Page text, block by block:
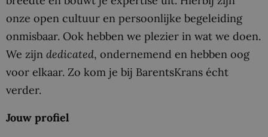
onze open cultuur en persoonlijke begeleiding
onmisbaar. Ook hebben we plezier in wat we doen.
We zijn dedicated, ondernemend en hebben oog
voor elkaar. Zo kom je bij BarentsKrans écht
verder.
Jouw profiel